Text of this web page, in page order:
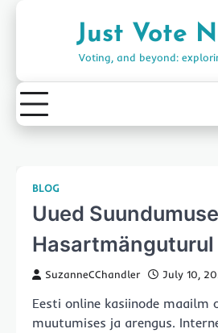
Just Vote
Voting, and beyond:
BLOG
Uued
Hasartmänguturul
SuzanneCChandler July 10,
Eesti online kasiinode maailm
muutumises ja arengus.